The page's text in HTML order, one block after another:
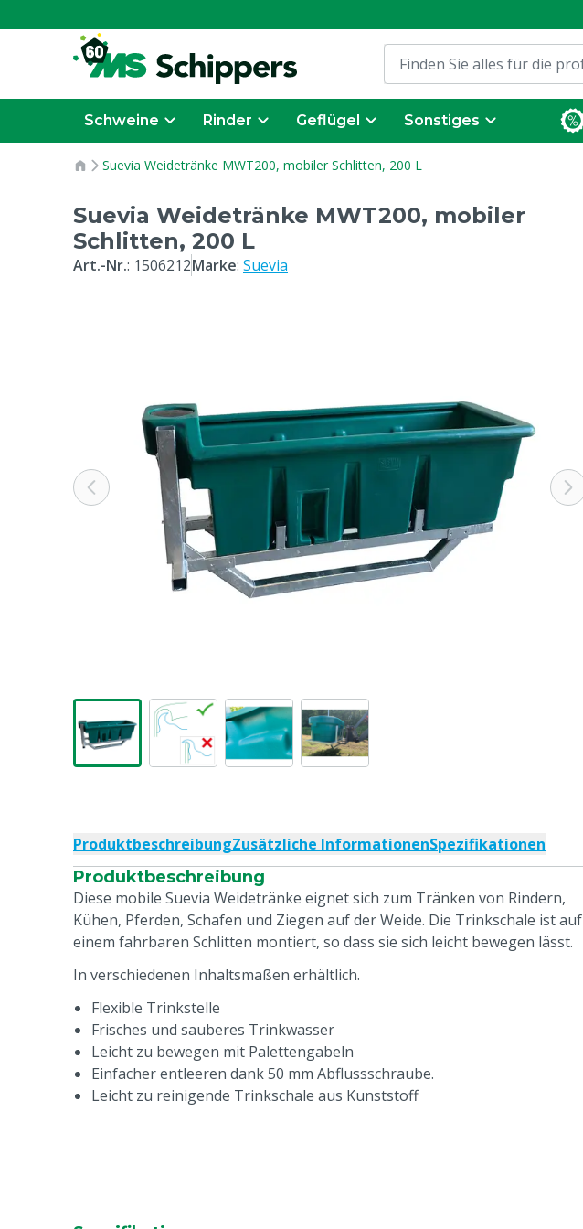
Schweine Rinder Geflügel Sonstiges
Suevia Weidetränke MWT200, mobiler Schlitten, 200 L
Suevia Weidetränke MWT200, mobiler
Schlitten, 200 L
Art.-Nr.: 1506212Marke: Suevia
ProduktbeschreibungZusätzliche InformationenSpezifikationen
Produktbeschreibung
Diese mobile Suevia Weidetränke eignet sich zum Tränken von Rindern,
Kühen, Pferden, Schafen und Ziegen auf der Weide. Die Trinkschale ist auf
einem fahrbaren Schlitten montiert, so dass sie sich leicht bewegen lässt.
In verschiedenen Inhaltsmaßen erhältlich.
Flexible Trinkstelle
Frisches und sauberes Trinkwasser
Leicht zu bewegen mit Palettengabeln
Einfacher entleeren dank 50 mm Abflussschraube.
Leicht zu reinigende Trinkschale aus Kunststoff